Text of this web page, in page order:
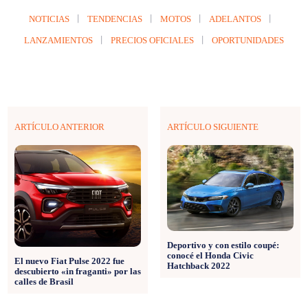
NOTICIAS TENDENCIAS MOTOS ADELANTOS
LANZAMIENTOS PRECIOS OFICIALES OPORTUNIDADES
ARTÍCULO ANTERIOR
El nuevo Fiat Pulse 2022 fue
descubierto «in fraganti» por las
calles de Brasil
ARTÍCULO SIGUIENTE
Deportivo y con estilo coupé:
conocé el Honda Civic
Hatchback 2022